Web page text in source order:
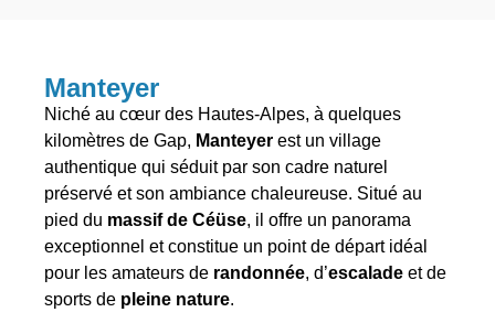
Manteyer
Niché au cœur des Hautes-Alpes, à quelques
kilomètres de Gap, Manteyer est un village
authentique qui séduit par son cadre naturel
préservé et son ambiance chaleureuse. Situé au
pied du massif de Céüse, il offre un panorama
exceptionnel et constitue un point de départ idéal
pour les amateurs de randonnée, d’escalade et de
sports de pleine nature.